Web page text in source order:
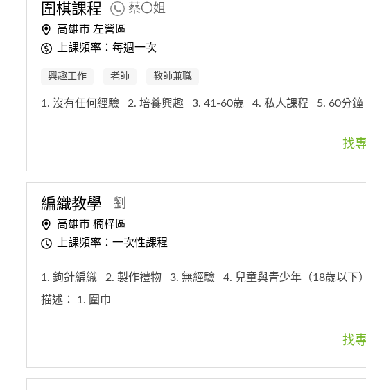
圍棋課程 蔡〇姐
高雄市 左營區
上課頻率：每週一次
興趣工作 老師 教師兼職
1. 沒有任何經驗 2. 培養興趣 3. 41-60歲 4. 私人課程 5. 60分鐘
找
編織教學 劉
高雄市 楠梓區
上課頻率：一次性課程
1. 鉤針編織 2. 製作禮物 3. 無經驗 4. 兒童與青少年（18歲以下
描述： 1. 圍巾
找